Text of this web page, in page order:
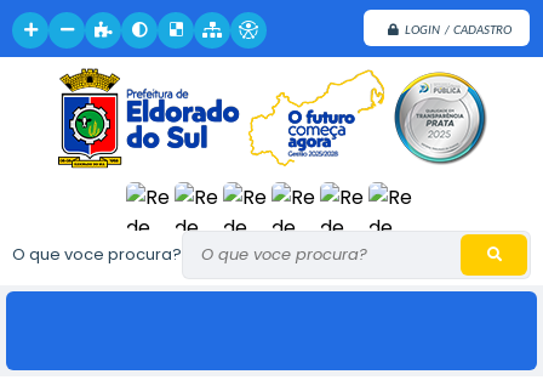
LOGIN / CADASTRO
O que voce procura?